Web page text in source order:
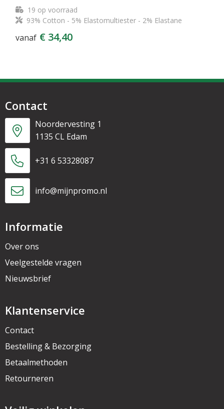
19 op voorraad
93% Cotton - 5% Elastomultiester - 2% Elastane
vanaf € 34,40
Contact
Noordervesting 1
1135 CL Edam
+31 6 53328087
info@mijnpromo.nl
Informatie
Over ons
Veelgestelde vragen
Nieuwsbrief
Klantenservice
Contact
Bestelling & Bezorging
Betaalmethoden
Retourneren